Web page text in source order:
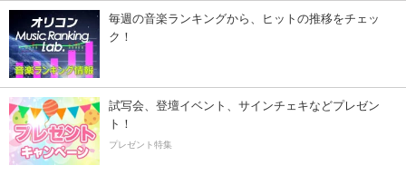
毎週の音楽ランキングから、ヒットの推移をチェッ
ク！
試写会、登壇イベント、サインチェキなどプレゼン
ト！
プレゼント特集